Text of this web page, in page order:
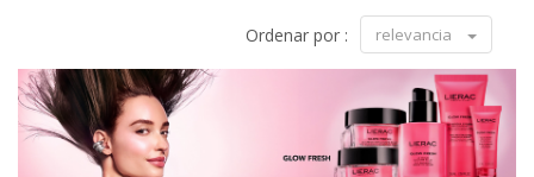
Ordenar por : relevancia